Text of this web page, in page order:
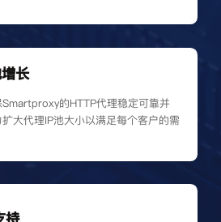
长
的HTTP代理稳定可靠并
大代理IP池大小以满足每个客户的需